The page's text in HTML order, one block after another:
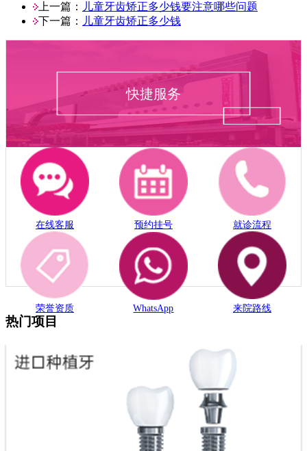
上一篇：
儿童牙齿矫正多少钱要注意哪些问题
下一篇：
儿童牙齿矫正多少钱
快捷服务
在线客服 预约挂号 就诊流程
荣誉资质 WhatsApp 来院路线
热门项目